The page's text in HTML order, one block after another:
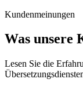
Kundenmeinungen
Was unsere
Lesen Sie die